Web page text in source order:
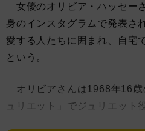
女優のオリビア・ハッセー
身のインスタグラムで発表さ
愛する人たちに囲まれ、自宅
という。
オリビアさんは1968年16歳
ュリエット」でジュリエット